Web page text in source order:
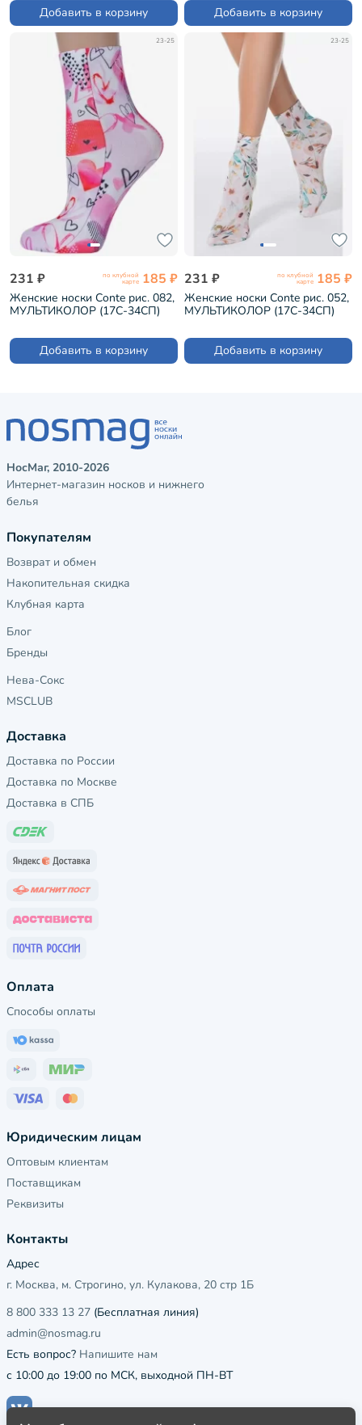
Добавить в корзину Добавить в корзину
23-25
231 ₽ по клубной
карте 185 ₽
Женские носки Conte рис. 082,
МУЛЬТИКОЛОР (17С-34СП)
Добавить в корзину
23-25
231 ₽ по клубной
карте 185 ₽
Женские носки Conte рис. 052,
МУЛЬТИКОЛОР (17С-34СП)
Добавить в корзину
НосМаг, 2010-2026
Интернет-магазин носков и нижнего
белья
Покупателям
Возврат и обмен
Накопительная скидка
Клубная карта
Блог
Бренды
Нева-Сокс
MSCLUB
Доставка
Доставка по России
Доставка по Москве
Доставка в СПБ
Оплата
Способы оплаты
Юридическим лицам
Оптовым клиентам
Поставщикам
Реквизиты
Контакты
Адрес
г. Москва, м. Строгино, ул. Кулакова, 20 стр 1Б
8 800 333 13 27 (Бесплатная линия)
admin@nosmag.ru
Есть вопрос? Напишите нам
с 10:00 до 19:00 по МСК, выходной ПН-ВТ